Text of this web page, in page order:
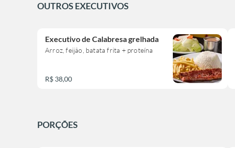
OUTROS EXECUTIVOS
Executivo de Calabresa grelhada
Arroz, feijão, batata frita + proteína
R$ 38,00
PORÇÕES